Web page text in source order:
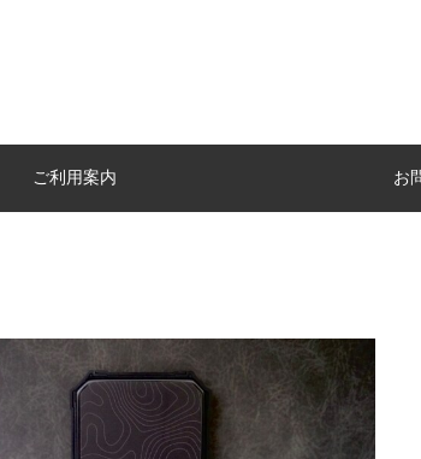
ご利用案内 お